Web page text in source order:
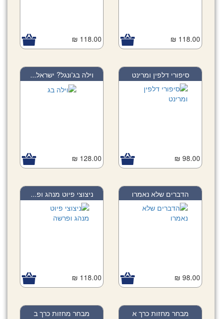
118.00 ₪
118.00 ₪
סיפורי דלפין ומרינט
98.00 ₪
וילה בג'ונגל? ישראל...
128.00 ₪
הדברים שלא נאמרו
98.00 ₪
ניצוצי פיוט מנהג ופ...
118.00 ₪
מבחר מחזות כרך א מבחר מחזות כרך ב